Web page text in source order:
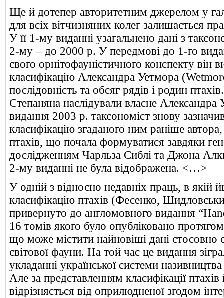
Ще й дотепер авторитетним джерелом у
для всіх вітчизняних колег залишається
У її 1-му виданні узагальнено дані з
2-му – до 2000 р. У передмові до 1-го
свого орнітофауністичного конспекту він
класифікацію Александра Уетмора
послідовність та обсяг рядів і родин
Степаняна наслідували власне
видання 2003 р. таксономіст знову
класифікацію згаданого ним раніше
птахів, що почала формуватися завдяки
дослідженням Чарльза Сиблі та Джона
2-му виданні не була відображена. <…>
У одній з відносно недавніх праць, в якій
класифікацію птахів (Фесенко,
привернуто до англомовного видання
16 томів якого було опубліковано
що може містити найновіші дані стосовно
світової фауни. На той час це видання
укладанні української системи
Але за представленням класифікації
відрізняється від оприлюдненої згодом